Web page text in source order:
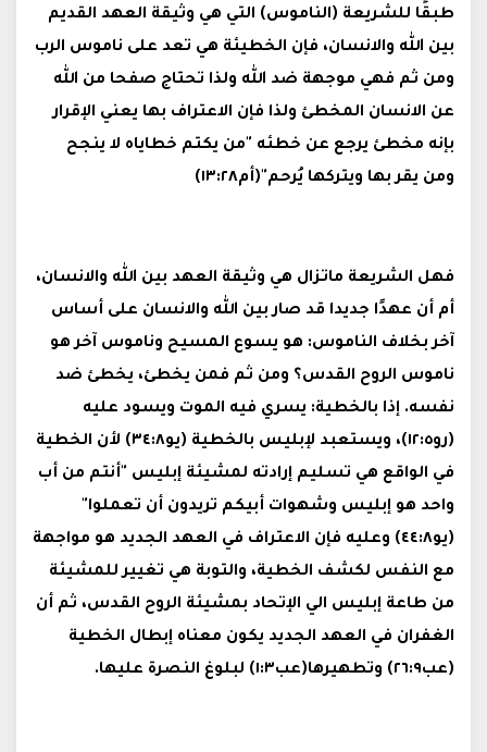
طبقًا للشريعة (الناموس) التي هي وثيقة العهد القديم
بين الله والانسان، فإن الخطيئة هي تعد على ناموس الرب
ومن ثم فهي موجهة ضد الله ولذا تحتاج صفحا من الله
عن الانسان المخطئ ولذا فإن الاعتراف بها يعني الإقرار
بإنه مخطئ يرجع عن خطئه "من يكتم خطاياه لا ينجح
ومن يقر بها ويتركها يُرحم"(أم١٣:٢٨)
فهل الشريعة ماتزال هي وثيقة العهد بين الله والانسان،
أم أن عهدًا جديدا قد صار بين الله والانسان على أساس
آخر بخلاف الناموس: هو يسوع المسيح وناموس آخر هو
ناموس الروح القدس؟ ومن ثم فمن يخطئ، يخطئ ضد
نفسه. إذا بالخطية: يسري فيه الموت ويسود عليه
(رو١٢:٥)، ويستعبد لإبليس بالخطية (يو٣٤:٨) لأن الخطية
في الواقع هي تسليم إرادته لمشيئة إبليس "أنتم من أب
واحد هو إبليس وشهوات أبيكم تريدون أن تعملوا"
(يو٤٤:٨) وعليه فإن الاعتراف في العهد الجديد هو مواجهة
مع النفس لكشف الخطية، والتوبة هي تغيير للمشيئة
من طاعة إبليس الي الإتحاد بمشيئة الروح القدس، ثم أن
الغفران في العهد الجديد يكون معناه إبطال الخطية
(عب٢٦:٩) وتطهيرها(عب١:٣) لبلوغ النصرة عليها.